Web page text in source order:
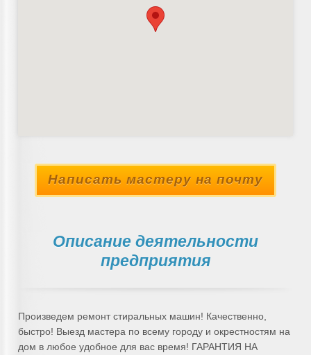
Написать мастеру на почту
Описание деятельности
предприятия
Произведем ремонт стиральных машин! Качественно,
быстро! Выезд мастера по всему городу и окрестностям на
дом в любое удобное для вас время! ГАРАНТИЯ НА